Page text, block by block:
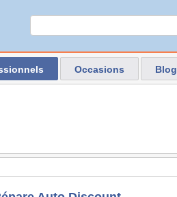
Occasions Blog